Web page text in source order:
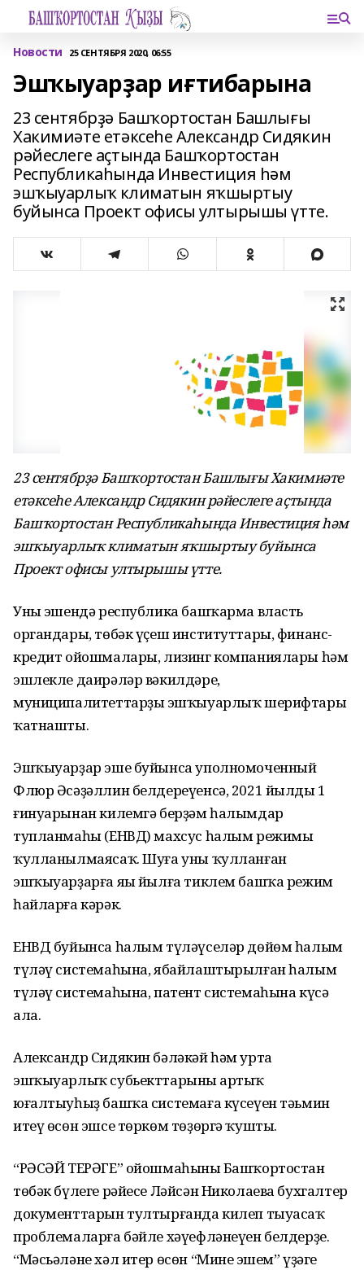
Новости 25 СЕНТЯБРЯ 2020, 06:55
Эшҡыуарҙар иғтибарына
23 сентябрҙә Башҡортостан Башлығы
Хакимиәте етәксеһе Александр Сидякин
рәйеслеге аҫтында Башҡортостан
Республикаһында Инвестиция һәм
эшҡыуарлыҡ климатын яҡшыртыу
буйынса Проект офисы ултырышы үтте.
23 сентябрҙә Башҡортостан Башлығы Хакимиәте
етәксеһе Александр Сидякин рәйеслеге аҫтында
Башҡортостан Республикаһында Инвестиция һәм
эшҡыуарлыҡ климатын яҡшыртыу буйынса
Проект офисы ултырышы үтте.
Уның эшендә республика башҡарма власть
органдары, төбәк үҫеш институттары, финанс-
кредит ойошмалары, лизинг компаниялары һәм
эшлекле даирәләр вәкилдәре,
муниципалитеттарҙың эшҡыуарлыҡ шерифтары
ҡатнашты.
Эшҡыуарҙар эше буйынса уполномоченный
Флюр Әсәҙәллин белдереүенсә, 2021 йылдың 1
ғинуарынан килемгә берҙәм һалымдар
тупланмаһы (ЕНВД) махсус һалым режимы
ҡулланылмаясаҡ. Шуға уны ҡулланған
эшҡыуарҙарға яңы йылға тиклем башҡа режим
һайларға кәрәк.
ЕНВД буйынса һалым түләүселәр дөйөм һалым
түләү системаһына, ябайлаштырылған һалым
түләү системаһына, патент системаһына күсә
ала.
Александр Сидякин бәләкәй һәм урта
эшҡыуарлыҡ субьекттарының артыҡ
юғалтыуһыҙ башҡа системаға күсеүен тәьмин
итеү өсөн эшсе төркөм төҙөргә ҡушты.
“РӘСӘЙ ТЕРӘГЕ” ойошмаһының Башҡортостан
төбәк бүлеге рәйесе Ләйсән Николаева бухгалтер
документтарын тултырғанда килеп тыуасаҡ
проблемаларға бәйле хәүефләнеүен белдерҙе.
“Мәсьәләне хәл итер өсөн “Минең эшем” үҙәге